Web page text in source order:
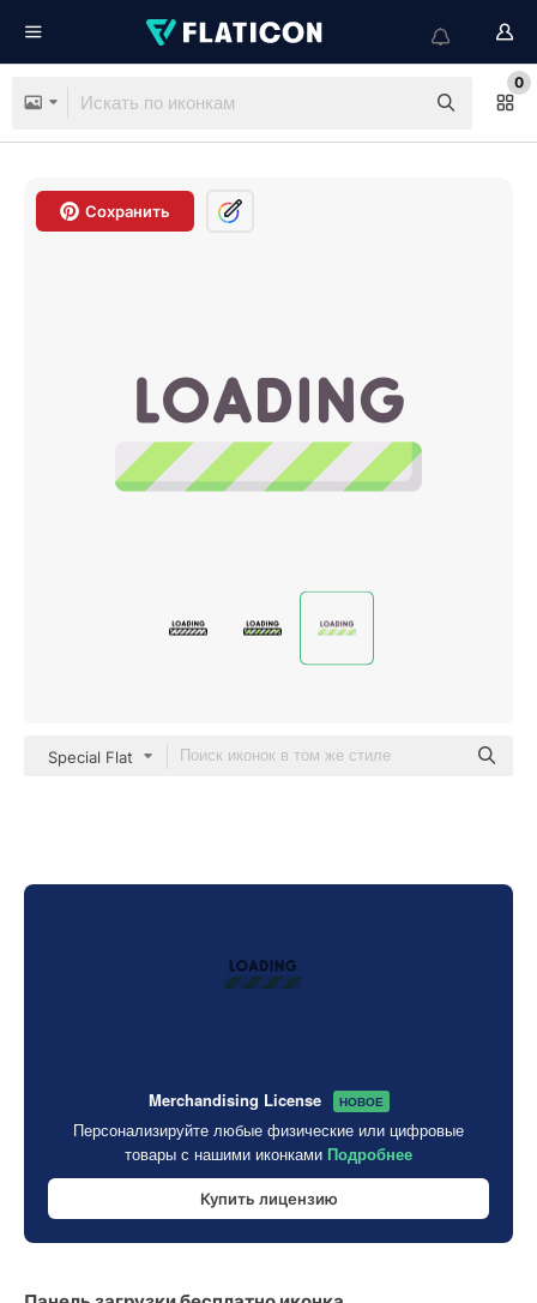
0
Сохранить
Special Flat
Merchandising License НОВОЕ
Персонализируйте любые физические или цифровые
товары с нашими иконками Подробнее
Купить лицензию